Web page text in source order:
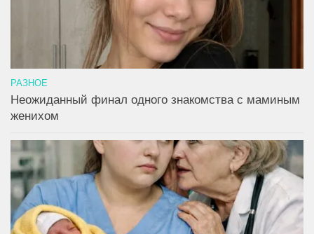
РАЗНОЕ
Неожиданный финал одного знакомства с маминым
женихом